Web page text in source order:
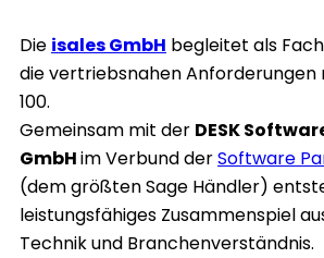
Die isales GmbH begleitet als
die vertriebsnahen Anforderungen
100.
Gemeinsam mit der DESK
GmbHim Verbund derSoftware
(dem größten Sage Händler)
leistungsfähiges Zusammenspiel
Technik und Branchenverständnis.